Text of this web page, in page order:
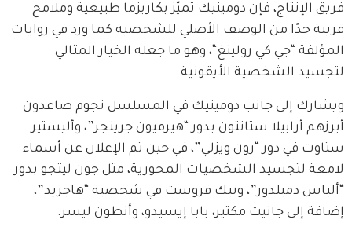
فريق الإنتاج، فإن دومينيك تميّز بكاريزما طبيعية وملامح
قريبة جدًا من الوصف الأصلي للشخصية كما ورد في روايات
المؤلفة “جي كي رولينغ“، وهو ما جعله الخيار المثالي
لتجسيد الشخصية الأيقونية.
ويشارك إلى جانب دومينيك في المسلسل نجوم صاعدون
أبرزهم أرابيلا ستانتون بدور “هيرميون جرينجر”، وأليستير
ستاوت في دور “رون ويزلي”، في حين تم الإعلان عن أسماء
لامعة لتجسيد الشخصيات المحورية، مثل جون ليثجو بدور
“ألباس دمبلدور”، ونيك فروست في شخصية “هاجريد”،
إضافة إلى جانيت مكتير، بابا إيسيدو، وأنطون ليسر.